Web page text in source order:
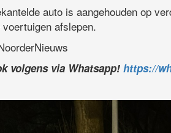
auto is aangehouden op
afslepen.
volgens via Whatsapp! https://